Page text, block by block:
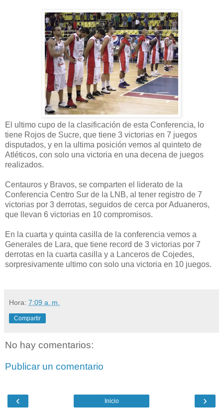
El ultimo cupo de la clasificación de esta Conferencia, lo
tiene Rojos de Sucre, que tiene 3 victorias en 7 juegos
disputados, y en la ultima posición vemos al quinteto de
Atléticos, con solo una victoria en una decena de juegos
realizados.
Centauros y Bravos, se comparten el liderato de la
Conferencia Centro Sur de la LNB, al tener registro de 7
victorias por 3 derrotas, seguidos de cerca por Aduaneros,
que llevan 6 victorias en 10 compromisos.
En la cuarta y quinta casilla de la conferencia vemos a
Generales de Lara, que tiene record de 3 victorias por 7
derrotas en la cuarta casilla y a Lanceros de Cojedes,
sorpresivamente ultimo con solo una victoria en 10 juegos.
Hora: 7:09 a. m.
Compartir
No hay comentarios:
Publicar un comentario
‹ ›
Inicio